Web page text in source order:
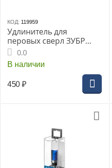
КОД: 119959
Удлинитель для
перовых сверл ЗУБР
серия «МАСТЕР», 300мм,
HEX 1/4", (29507-300)
0.0
В наличии
450 ₽